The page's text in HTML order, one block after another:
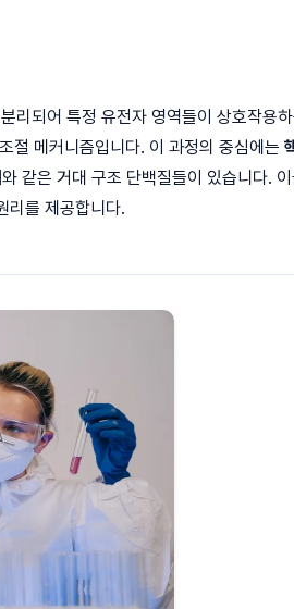
되어 특정 유전자 영역들이 상호작용
절 메커니즘입니다. 이 과정의 중심에는
와 같은 거대 구조 단백질들이 있습니다.
리를 제공합니다.